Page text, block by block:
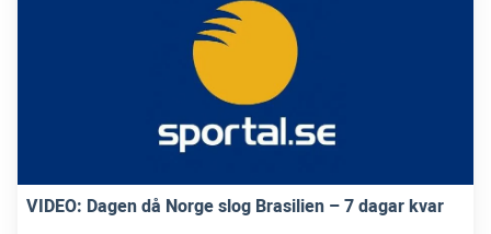
VIDEO: Dagen då Norge slog Brasilien – 7 dagar kvar